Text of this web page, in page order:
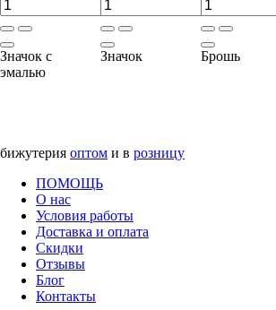
Значок с
эмалью
Значок Брошь
бижутерия оптом и в розницу
ПОМОЩЬ
О нас
Условия работы
Доставка и оплата
Скидки
Отзывы
Блог
Контакты